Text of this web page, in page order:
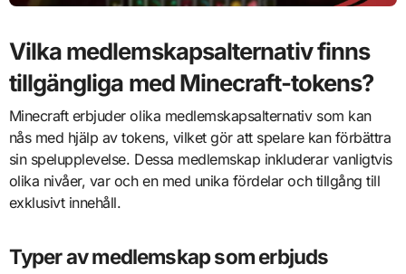
Vilka medlemskapsalternativ finns
tillgängliga med Minecraft-tokens?
Minecraft erbjuder olika medlemskapsalternativ som kan
nås med hjälp av tokens, vilket gör att spelare kan förbättra
sin spelupplevelse. Dessa medlemskap inkluderar vanligtvis
olika nivåer, var och en med unika fördelar och tillgång till
exklusivt innehåll.
Typer av medlemskap som erbjuds